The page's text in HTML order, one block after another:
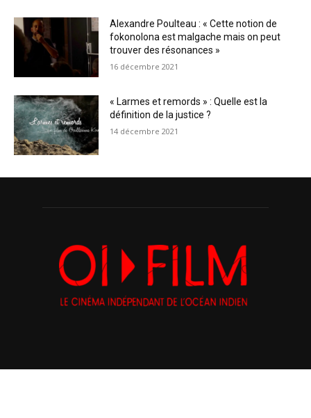
Alexandre Poulteau : « Cette notion de
fokonolona est malgache mais on peut
trouver des résonances »
16 décembre 2021
« Larmes et remords » : Quelle est la
définition de la justice ?
14 décembre 2021